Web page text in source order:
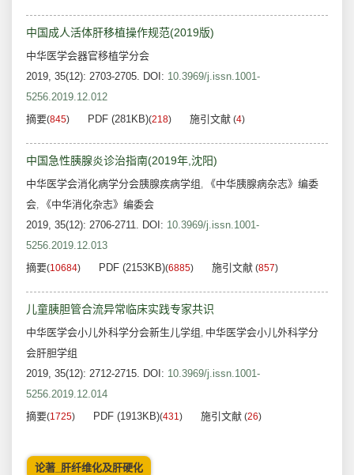
中国成人活体肝移植操作规范(2019版)
中华医学会器官移植学分会
2019, 35(12): 2703-2705. DOI: 10.3969/j.issn.1001-
5256.2019.12.012
摘要(845) PDF (281KB)(218) 施引文献 (4)
中国急性胰腺炎诊治指南(2019年,沈阳)
中华医学会消化病学分会胰腺疾病学组 ,
《中华胰腺病杂志》编委
会,
《中华消化杂志》编委会
2019, 35(12): 2706-2711. DOI: 10.3969/j.issn.1001-
5256.2019.12.013
摘要(10684) PDF (2153KB)(6885) 施引文献 (857)
儿童胰胆管合流异常临床实践专家共识
中华医学会小儿外科学分会新生儿学组 , 中华医学会小儿外科学分
会肝胆学组
2019, 35(12): 2712-2715. DOI: 10.3969/j.issn.1001-
5256.2019.12.014
摘要(1725) PDF (1913KB)(431) 施引文献 (26)
论著_肝纤维化及肝硬化